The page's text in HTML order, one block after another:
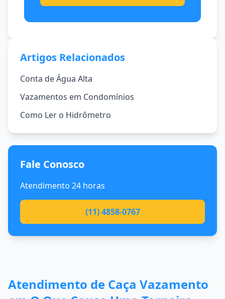
Artigos Relacionados
Conta de Água Alta
Vazamentos em Condomínios
Como Ler o Hidrômetro
Fale Conosco
Atendimento 24 horas
(11) 4858-0767
Atendimento de Caça Vazamento